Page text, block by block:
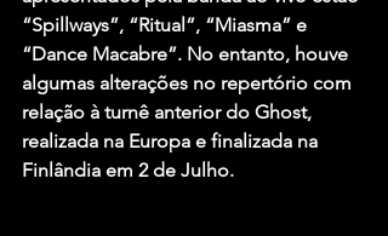
“Spillways”, “Ritual”, “Miasma” e
“Dance Macabre”. No entanto, houve
algumas alterações no repertório com
relação à turnê anterior do Ghost,
realizada na Europa e finalizada na
Finlândia em 2 de Julho.